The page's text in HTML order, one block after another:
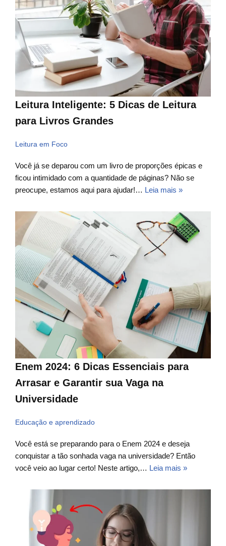
Leitura Inteligente: 5 Dicas de Leitura
para Livros Grandes
Leitura em Foco
Você já se deparou com um livro de proporções épicas e
ficou intimidado com a quantidade de páginas? Não se
preocupe, estamos aqui para ajudar!… Leia mais »
Enem 2024: 6 Dicas Essenciais para
Arrasar e Garantir sua Vaga na
Universidade
Educação e aprendizado
Você está se preparando para o Enem 2024 e deseja
conquistar a tão sonhada vaga na universidade? Então
você veio ao lugar certo! Neste artigo,… Leia mais »